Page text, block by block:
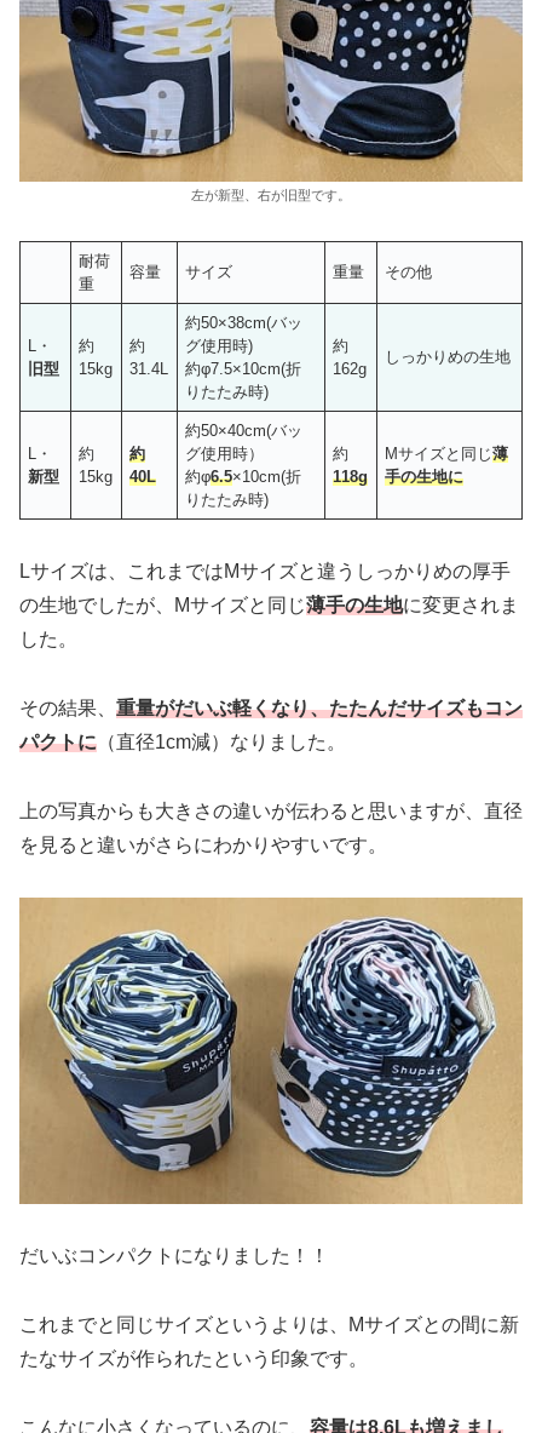
左が新型、右が旧型です。
耐荷
重
容量 サイズ 重量 その他
L・
旧型
約
15kg
約
31.4L
約50×38cm(バッ
グ使用時)
約φ7.5×10cm(折
りたたみ時)
約
162g
しっかりめの生地
L・
新型
約
15kg
約
40L
約50×40cm(バッ
グ使用時）
約φ6.5×10cm(折
りたたみ時)
約
118g
Mサイズと同じ薄
手の生地に
Lサイズは、これまではMサイズと違うしっかりめの厚手
の生地でしたが、Mサイズと同じ薄手の生地に変更されま
した。
その結果、 重量がだいぶ軽くなり、たたんだサイズもコン
パクトに （直径1cm減）なりました。
上の写真からも大きさの違いが伝わると思いますが、直径
を見ると違いがさらにわかりやすいです。
だいぶコンパクトになりました！！
これまでと同じサイズというよりは、Mサイズとの間に新
たなサイズが作られたという印象です。
こんなに小さくなっているのに、 容量は8.6Lも増えまし